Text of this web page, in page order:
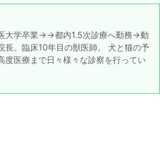
大学卒業→→都内1.5次診療へ勤務→動
長。臨床10年目の獣医師。 犬と猫の予
度医療まで日々様々な診察を行ってい